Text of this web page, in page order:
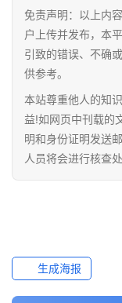
行
讯
专
免责声明：以上内
户上传并发布，本
引致的错误、不确
供参考。
本站尊重他人的知
益!如网页中刊载的
明和身份证明发送
人员将会进行核查
生成海报